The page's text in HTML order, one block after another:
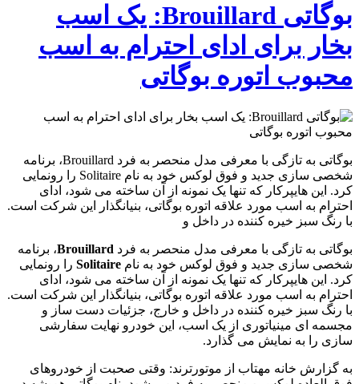
بوگاتی Brouillard: یک اسب
بخار برای ادای احترام به اسب
محبوب اتوره بوگاتی
بوگاتی به تازگی با معرفی مدل منحصر به فرد Brouillard، برنامه
شخصی سازی جدید و فوق لوکس خود به نام Solitaire را رونمایی
کرد. این هایپرکار که تنها یک نمونه از آن ساخته می شود، ادای
احترام به اسب مورد علاقه اتوره بوگاتی، بنیانگذار این شرکت است.
با رنگ سبز خیره کننده در داخل و
بوگاتی به تازگی با معرفی مدل منحصر به فرد Brouillard، برنامه
شخصی سازی جدید و فوق لوکس خود به نام Solitaire را رونمایی
کرد. این هایپرکار که تنها یک نمونه از آن ساخته می شود، ادای
احترام به اسب مورد علاقه اتوره بوگاتی، بنیانگذار این شرکت است.
با رنگ سبز خیره کننده در داخل و خارج، جزئیات دست ساز و
مجسمه ای مینیاتوری از یک اسب، این خودرو نهایت سفارشی
سازی را به نمایش می گذارد.
به گزارش خانه مهتاب از موتورترند: وقتی صحبت از خودروهای